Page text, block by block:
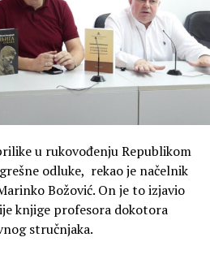
na svjetskom tržištu,
različite krize koje su nam
zavisiti od toga šta će se
imate odgovornost za
ćemo se“ nije plan, već
u rukovođenju Republikom
odluke, rekao je načelnik
Božović. On je to izjavio
knjige profesora dokotora
stručnjaka.